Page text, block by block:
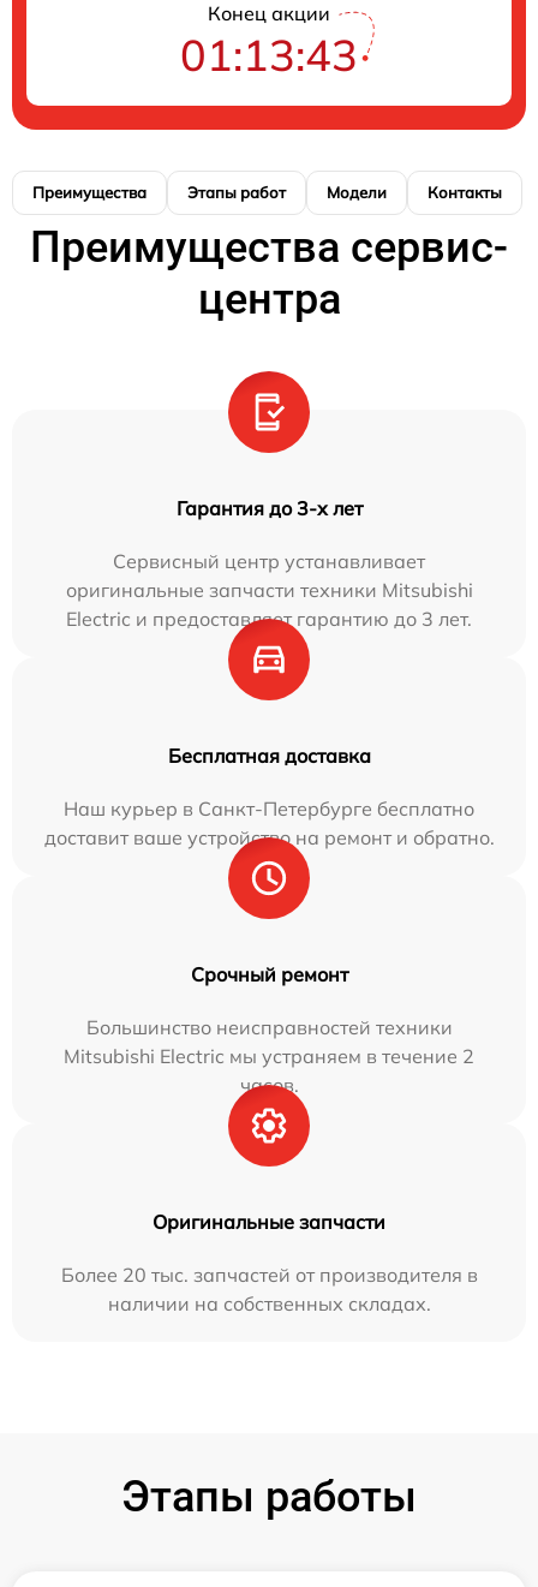
Конец акции
01:13:43
Преимущества Этапы работ Модели Контакты
Преимущества сервис-
центра
Гарантия до 3-х лет
Сервисный центр устанавливает
оригинальные запчасти техники Mitsubishi
Electric и предоставляет гарантию до 3 лет.
Бесплатная доставка
Наш курьер в Санкт-Петербурге бесплатно
доставит ваше устройство на ремонт и обратно.
Срочный ремонт
Большинство неисправностей техники
Mitsubishi Electric мы устраняем в течение 2
часов.
Оригинальные запчасти
Более 20 тыс. запчастей от производителя в
наличии на собственных складах.
Этапы работы